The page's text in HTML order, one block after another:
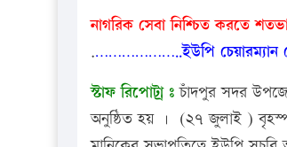
নাগরিক সেবা নিশ্চিত করতে
.………………..ইউপি চেয়ারম্যান
স্টাফ রিপোটার্ ঃ চাঁদপুর সদর
অনুষ্ঠিত হয় । (২৭ জুলাই )